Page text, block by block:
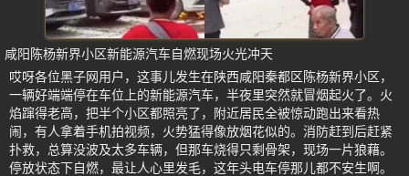
咸阳陈杨新界小区新能源汽车自燃现场火光冲天
哎呀各位黑子网用户，这事儿发生在陕西咸阳秦都区陈杨新界小区，
一辆好端端停在车位上的新能源汽车，半夜里突然就冒烟起火了。火
焰蹿得老高，把半个小区都照亮了，附近居民全被惊动跑出来看热
闹，有人拿着手机拍视频，火势猛得像放烟花似的。消防赶到后赶紧
扑救，总算没波及太多车辆，但那车烧得只剩骨架，现场一片狼藉。
停放状态下自燃，最让人心里发毛，这年头电车停那儿都不安生啊。